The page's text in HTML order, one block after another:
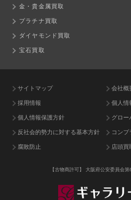
金・貴金属買取
プラチナ買取
ダイヤモンド買取
宝石買取
サイトマップ 会社概
採用情報 個人情
個人情報保護方針 グロー
反社会的勢力に対する基本方針 コン
腐敗防止 店頭買
【古物商許可】 大阪府公安委員会